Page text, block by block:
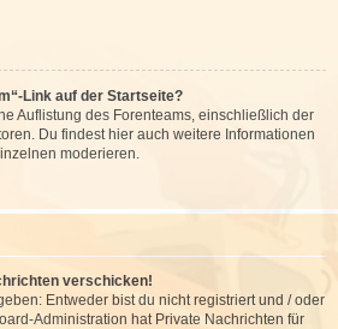
Link auf der Startseite?
Auflistung des Forenteams, einschließlich der
Du findest hier auch weitere Informationen
moderieren.
verschicken!
Entweder bist du nicht registriert und / oder
Administration hat Private Nachrichten für